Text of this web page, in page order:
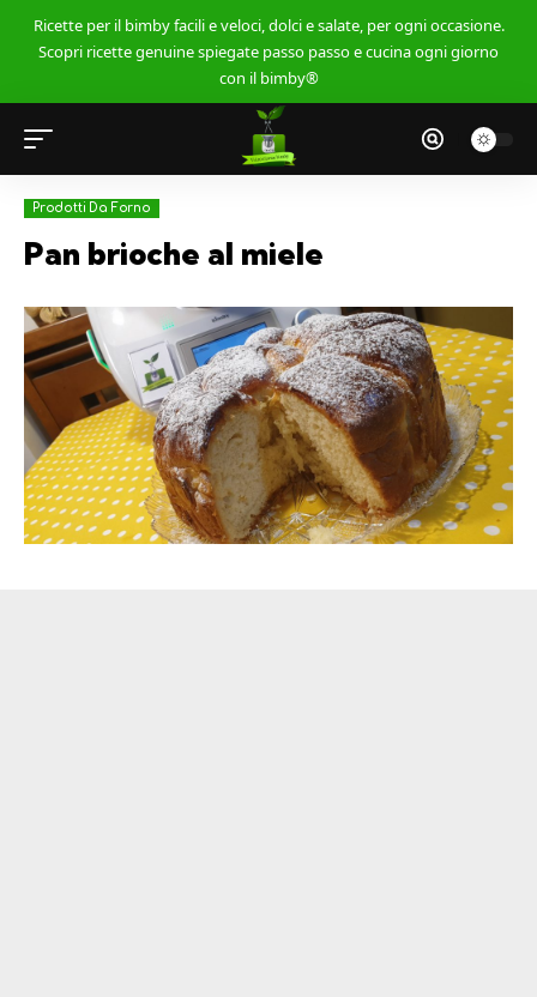
Ricette per il bimby facili e veloci, dolci e salate, per ogni occasione.
Scopri ricette genuine spiegate passo passo e cucina ogni giorno
con il bimby®
Prodotti Da Forno
Pan brioche al miele